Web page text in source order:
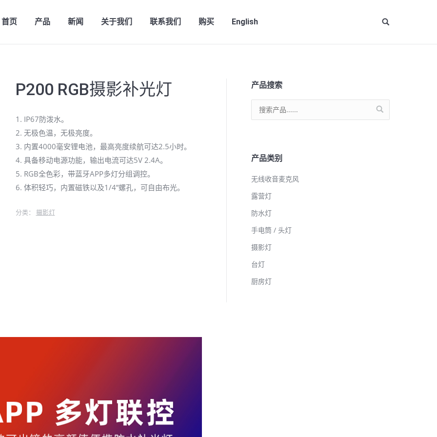
首页 产品 新闻 关于我们 联系我们 购买 English
Site
P200 RGB摄影补光灯
1. IP67防泼水。
2. 无极色温，无极亮度。
3. 内置4000毫安锂电池，最高亮度续航可达2.5小时。
4. 具备移动电源功能，输出电流可达5V 2.4A。
5. RGB全色彩，带蓝牙APP多灯分组调控。
6. 体积轻巧，内置磁铁以及1/4”螺孔，可自由布光。
分类： 摄影灯
产品搜索
产品类别
无线收音麦克风
露营灯
防水灯
手电筒 / 头灯
摄影灯
台灯
厨房灯